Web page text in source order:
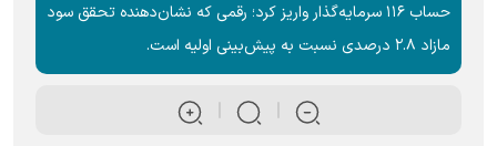
حساب ۱۱۶ سرمایه‌گذار واریز کرد؛ رقمی که نشان‌دهنده تحقق سود
مازاد ۲.۸ درصدی نسبت به پیش‌بینی اولیه است.